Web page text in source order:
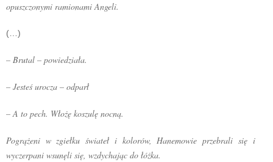
opuszczonymi ramionami Angeli.
(…)
– Brutal – powiedziała.
– Jesteś urocza – odparł
– A to pech. Włożę koszulę nocną.
Pogrążeni w zgiełku świateł i kolorów, Hanemowie przebrali się i
wyczerpani wsunęli się, wzdychając do łóżka.